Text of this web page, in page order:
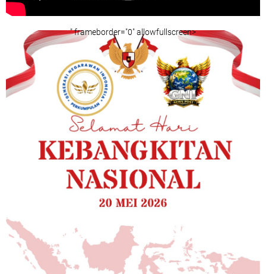
" frameborder="0" allowfullscreen>